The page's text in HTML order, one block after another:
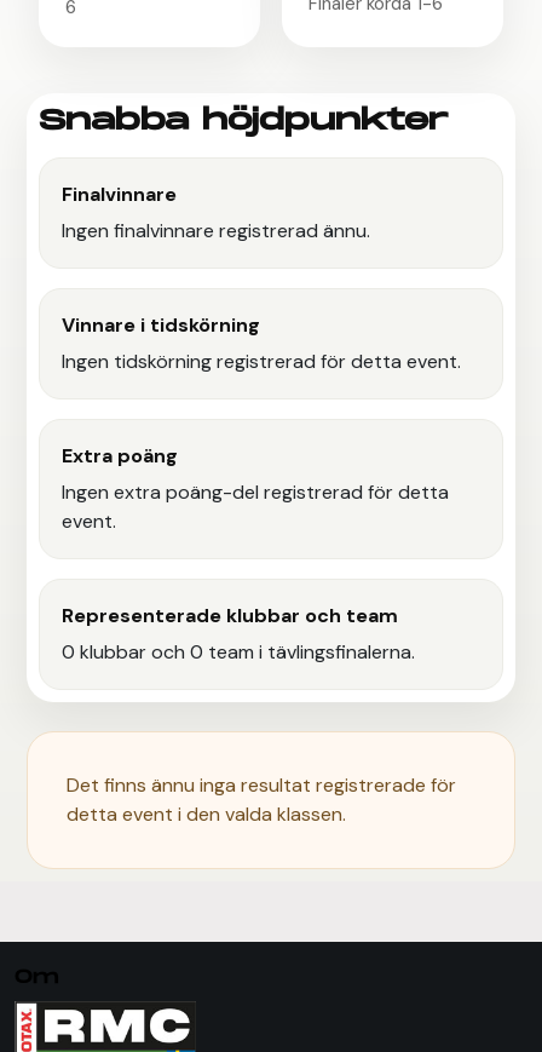
6
Snabba höjdpunkter
Finalvinnare
Ingen finalvinnare registrerad ännu.
Vinnare i tidskörning
Ingen tidskörning registrerad för detta event.
Extra poäng
Ingen extra poäng-del registrerad för detta
event.
Representerade klubbar och team
0 klubbar och 0 team i tävlingsfinalerna.
Det finns ännu inga resultat registrerade för
detta event i den valda klassen.
Om